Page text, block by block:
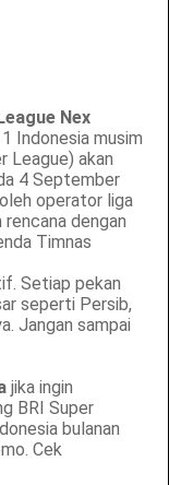
Nex
Indonesia musim
League) akan
4 September
operator liga
dengan
Timnas
Setiap pekan
seperti Persib,
Jangan sampai
jika ingin
BRI Super
bulanan
Cek